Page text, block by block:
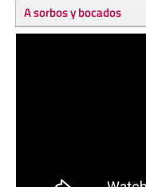
A sorbos y bocados